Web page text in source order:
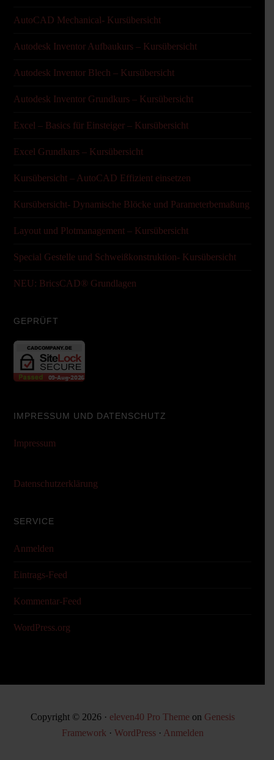
AutoCAD Mechanical- Kursübersicht
Autodesk Inventor Aufbaukurs – Kursübersicht
Autodesk Inventor Blech – Kursübersicht
Autodesk Inventor Grundkurs – Kursübersicht
Excel – Basics für Einsteiger – Kursübersicht
Excel Grundkurs – Kursübersicht
Kursübersicht – AutoCAD Effizient einsetzen
Kursübersicht- Dynamische Blöcke und Parameterbemaßung
Layout und Plotmanagement – Kursübersicht
Special Gestelle und Schweißkonstruktion- Kursübersicht
NEU: BricsCAD® Grundlagen
GEPRÜFT
IMPRESSUM UND DATENSCHUTZ
Impressum
Datenschutzerklärung
SERVICE
Anmelden
Eintrags-Feed
Kommentar-Feed
WordPress.org
Copyright © 2026 · eleven40 Pro Theme on Genesis
Framework · WordPress· Anmelden